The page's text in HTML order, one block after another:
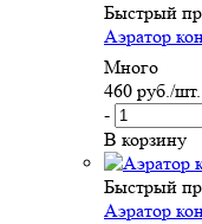
Быстрый
Аэратор
Много
460 руб./шт.
-
В корзину
Быстрый
Аэратор